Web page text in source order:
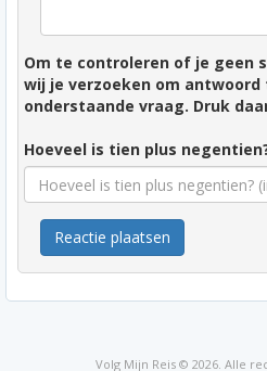
Om te controleren of je geen
wij je verzoeken om antwoord
onderstaande vraag. Druk
Hoeveel is tien plus
Reactie plaatsen
Volg Mijn Reis © 2026. Alle